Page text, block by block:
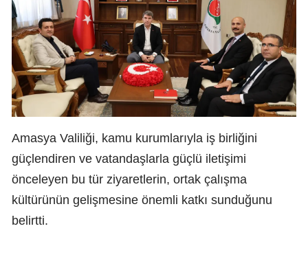
Amasya Valiliği, kamu kurumlarıyla iş birliğini
güçlendiren ve vatandaşlarla güçlü iletişimi
önceleyen bu tür ziyaretlerin, ortak çalışma
kültürünün gelişmesine önemli katkı sunduğunu
belirtti.